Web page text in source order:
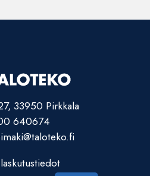
33950 Pirkkala
640674